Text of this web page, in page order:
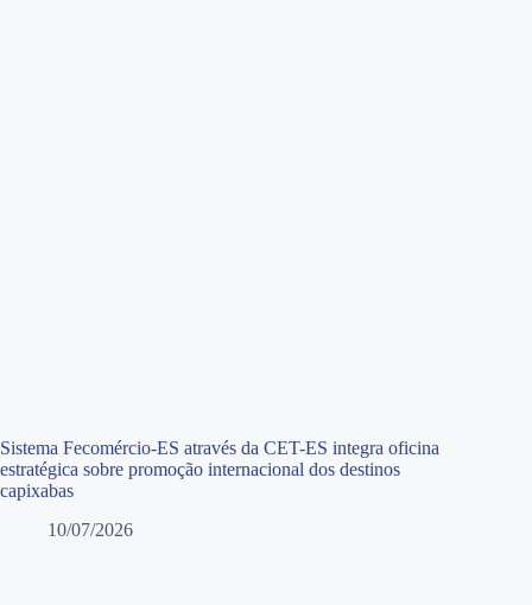
Sistema Fecomércio-ES através da CET-ES integra oficina
estratégica sobre promoção internacional dos destinos
capixabas
10/07/2026